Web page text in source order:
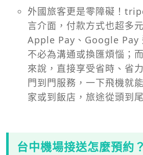
外國旅客更是零障礙！
言介面，付款方式也超多
Apple Pay、Google Pay
不必為溝通或換匯煩惱；
來說，直接享受省時、省
門到門服務，一下飛機就
家或到飯店，旅途從頭到
台中機場接送怎麼預